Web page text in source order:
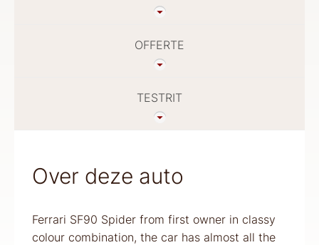
OFFERTE
TESTRIT
Over deze auto
Ferrari SF90 Spider from first owner in classy
colour combination, the car has almost all the